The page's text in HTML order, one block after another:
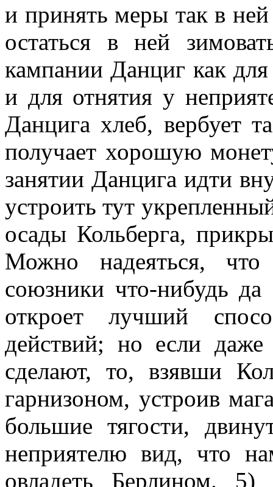
и принять меры так в
остаться в ней
кампании Данциг как для
и для отнятия у
Данцига хлеб, вербует
получает хорошую
занятии Данцига идти
устроить тут
осады Кольберга,
Можно надеяться,
союзники что-нибудь
откроет лучший
действий; но если даже
сделают, то, взявши
гарнизоном, устроив
большие тягости,
неприятелю вид, что
овладеть Берлином.